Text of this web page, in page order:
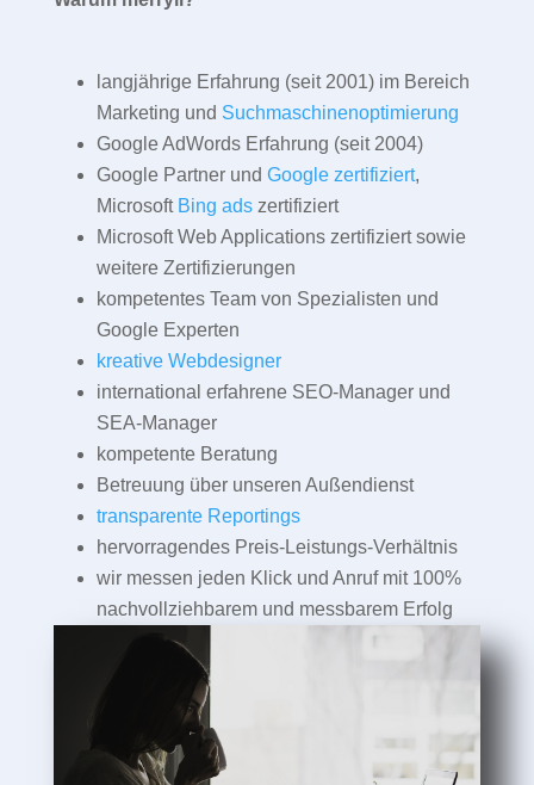
langjährige Erfahrung (seit 2001) im Bereich
Marketing und Suchmaschinenoptimierung
Google AdWords Erfahrung (seit 2004)
Google Partner und Google zertifiziert,
Microsoft Bing adszertifiziert
Microsoft Web Applications zertifiziert sowie
weitere Zertifizierungen
kompetentes Team von Spezialisten und
Google Experten
kreative Webdesigner
international erfahrene SEO-Manager und
SEA-Manager
kompetente Beratung
Betreuung über unseren Außendienst
transparente Reportings
hervorragendes Preis-Leistungs-Verhältnis
wir messen jeden Klick und Anruf mit 100%
nachvollziehbarem und messbarem Erfolg